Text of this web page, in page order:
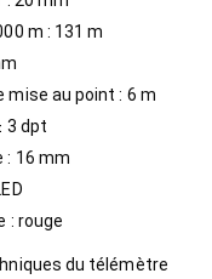
m : 131 m
mise au point : 6 m
3 dpt
: 16 mm
: rouge
du télémètre